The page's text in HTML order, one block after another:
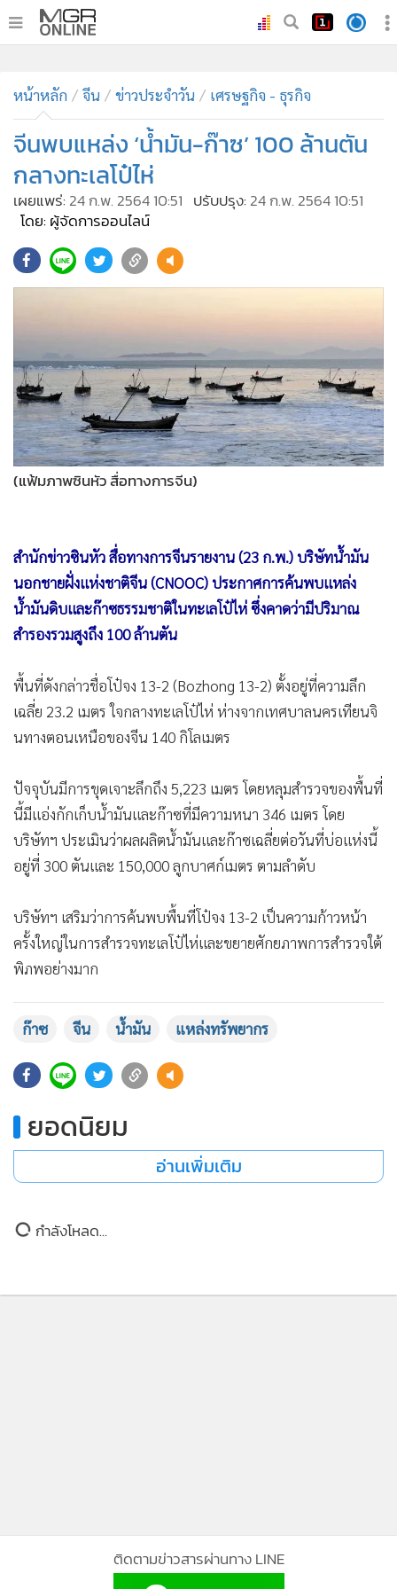
• ทันเหตุการณ์
• ภาคใต้
• ภูมิภาค
• Online Section
• บันเทิง
ผู้จัดการรายวัน
• คอลัมนิสต์
• ละคร
• ผู้จัดกวน
• Good health & Well-being
• Green Innovation & SD
• Management & HR
• MGR Live
• ท่องเที่ยว
• กีฬา
• ต่างประเทศ
• Special Scoop
•
เศรษฐกิจ-ธุรกิจ
จีน
ชุมชน-คุณภาพชีวิต
• Motoring
• เกม
• วิทยาศาสตร์
• SMEs
• อินโดจีน
• กองทุนรวม
• Celeb Online
• Factcheck
ญี่ปุ่น
• Gotomanager
หน้าหลัก จีน ข่าวประจำวัน เศรษฐกิจ - ธุรกิจ
จีนพบแหล่ง ‘น้ำมัน-ก๊าซ’ 100 ล้านตัน
กลางทะเลโป๋ไห่
เผยแพร่: 24 ก.พ. 2564 10:51 ปรับปรุง: 24 ก.พ. 2564 10:51
โดย: ผู้จัดการออนไลน์
(แฟ้มภาพซินหัว สื่อทางการจีน)
สำนักข่าวซินหัว สื่อทางการจีนรายงาน (23 ก.พ.) บริษัทน้ำมัน
นอกชายฝั่งแห่งชาติจีน (CNOOC) ประกาศการค้นพบแหล่ง
น้ำมันดิบและก๊าซธรรมชาติในทะเลโป๋ไห่ ซึ่งคาดว่ามีปริมาณ
สำรองรวมสูงถึง 100 ล้านตัน
พื้นที่ดังกล่าวชื่อโป๋จง 13-2 (Bozhong 13-2) ตั้งอยู่ที่ความลึก
เฉลี่ย 23.2 เมตร ใจกลางทะเลโป๋ไห่ ห่างจากเทศบาลนครเทียนจิ
นทางตอนเหนือของจีน 140 กิโลเมตร
ปัจจุบันมีการขุดเจาะลึกถึง 5,223 เมตร โดยหลุมสำรวจของพื้นที่
นี้มีแอ่งกักเก็บน้ำมันและก๊าซที่มีความหนา 346 เมตร โดย
บริษัทฯ ประเมินว่าผลผลิตน้ำมันและก๊าซเฉลี่ยต่อวันที่บ่อแห่งนี้
อยู่ที่ 300 ตันและ 150,000 ลูกบาศก์เมตร ตามลำดับ
บริษัทฯ เสริมว่าการค้นพบพื้นที่โป๋จง 13-2 เป็นความก้าวหน้า
ครั้งใหญ่ในการสำรวจทะเลโป๋ไห่และขยายศักยภาพการสำรวจใต้
พิภพอย่างมาก
ก๊าซ จีน น้ำมัน แหล่งทรัพยากร
ยอดนิยม
อ่านเพิ่มเติม
กำลังโหลด...
ติดตามข่าวสารผ่านทาง LINE